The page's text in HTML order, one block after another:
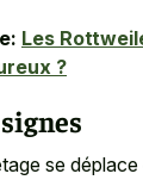
Les
?
se